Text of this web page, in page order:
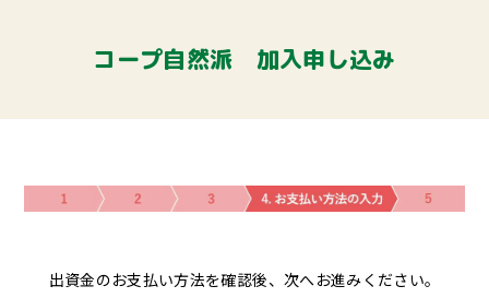
コープ自然派 加入申し込み
出資金のお支払い方法を確認後、次へお進みください。